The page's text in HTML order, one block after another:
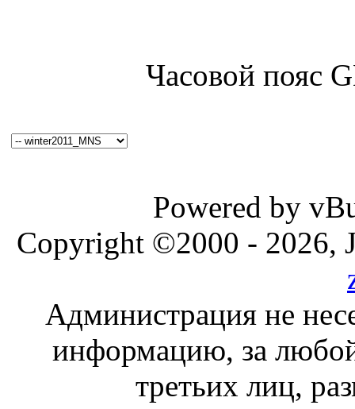
Часовой пояс
Powered by
Copyright ©2000 - 2026,
Администрация не
информацию, за любой
третьих лиц,